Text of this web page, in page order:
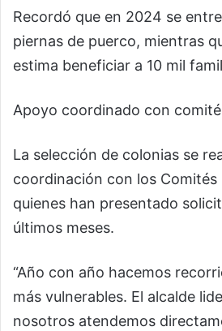
Recordó que en 2024 se
piernas de puerco, mientras
estima beneficiar a 10 mil
Apoyo coordinado con
La selección de colonias se
coordinación con los Comités
quienes han presentado
últimos meses.
“Año con año hacemos
más vulnerables. El alcalde
nosotros atendemos